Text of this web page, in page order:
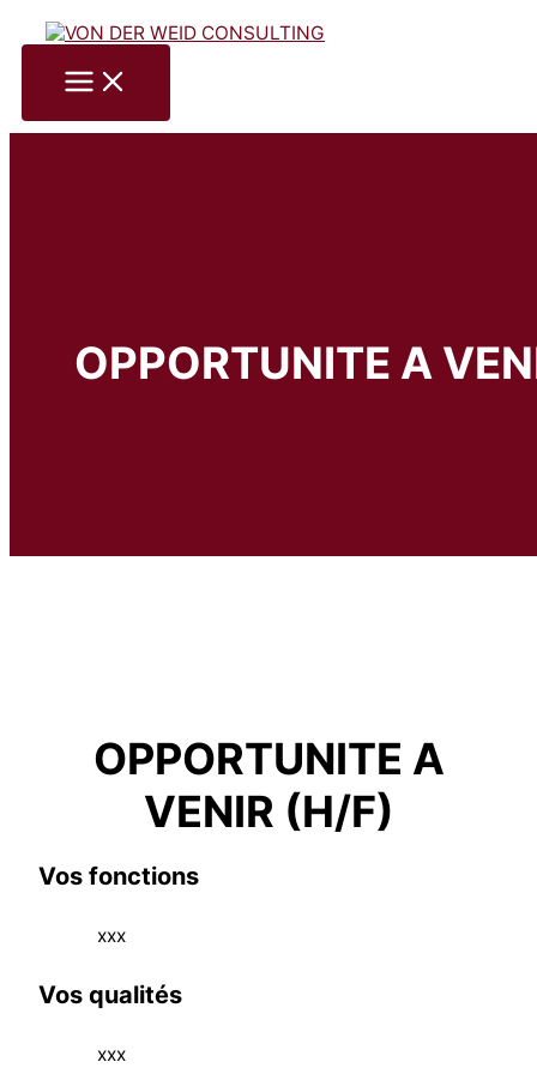
to
content
OPPORTUNITE A
OPPORTUNITE A
VENIR (H/F)
Vos fonctions
xxx
Vos qualités
xxx